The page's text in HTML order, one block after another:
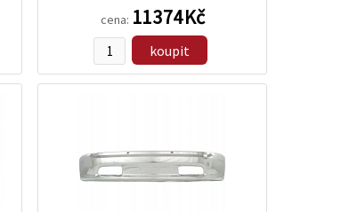
cena: 11 374 Kč
koupit